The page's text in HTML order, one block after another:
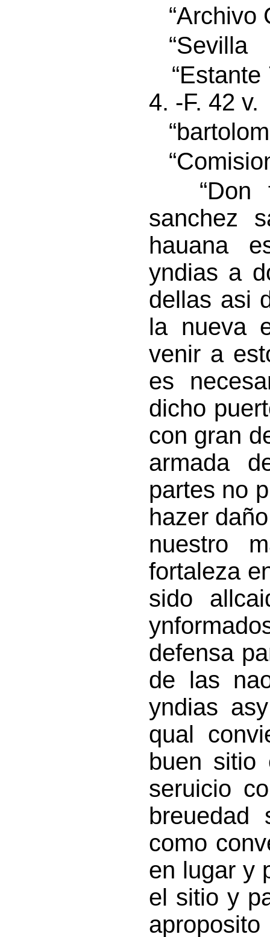
“Archivo
“Sevilla
“Estante
4. -F. 42 v.
“Don
sanchez
hauana
yndias a
dellas asi
la nueva
venir a
es
dicho
con gran
armada
partes no
hazer
nuestro
fortaleza
sido
defensa
de las
yndias
qual
buen sitio
seruicio
breuedad
como
en lugar y
el sitio y